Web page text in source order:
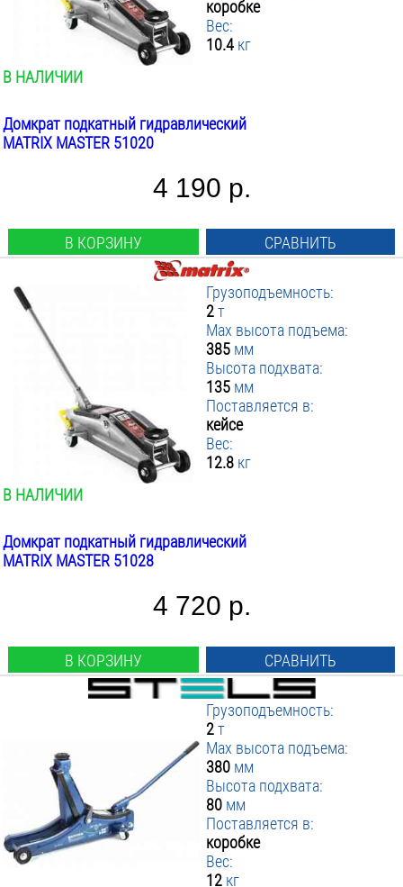
от
до
▼ Поставляется в:
Коробке
▼ Вес инструмента кг:
коробке
Вес:
10.4 кг
В НАЛИЧИИ
Домкрат подкатный гидравлический
MATRIX MASTER 51020
4 190 р.
В КОРЗИНУ СРАВНИТЬ
Грузоподъемность:
2т
Max высота подъема:
385 мм
Высота подхвата:
135 мм
Поставляется в:
кейсе
Вес:
12.8 кг
В НАЛИЧИИ
Домкрат подкатный гидравлический
MATRIX MASTER 51028
4 720 р.
В КОРЗИНУ СРАВНИТЬ
Грузоподъемность:
2т
Max высота подъема:
380 мм
Высота подхвата:
80 мм
Поставляется в:
коробке
Вес:
12 кг